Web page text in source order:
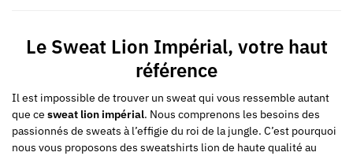
Le Sweat Lion Impérial, votre haut
référence
Il est impossible de trouver un sweat qui vous ressemble autant
que ce sweat lion impérial. Nous comprenons les besoins des
passionnés de sweats à l’effigie du roi de la jungle. C’est pourquoi
nous vous proposons des sweatshirts lion de haute qualité au